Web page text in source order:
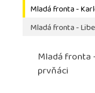
Mladá fronta -
Mladá fronta -
Mladá fronta
prvňáci